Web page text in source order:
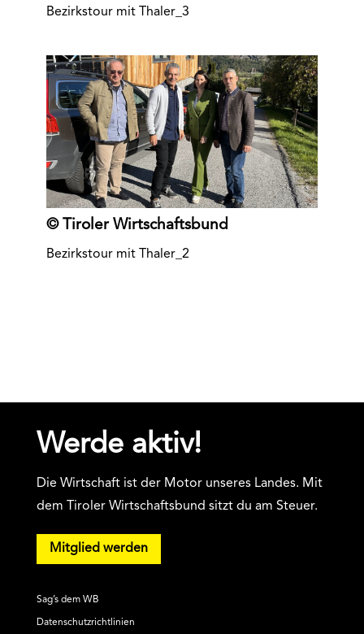
Bezirkstour mit Thaler_3
© Tiroler Wirtschaftsbund
Bezirkstour mit Thaler_2
Werde aktiv!
Die Wirtschaft ist der Motor unseres Landes. Mit
dem Tiroler Wirtschaftsbund sitzt du am Steuer.
Mitglied werden
Sag’s dem WB
Datenschutzrichtlinien